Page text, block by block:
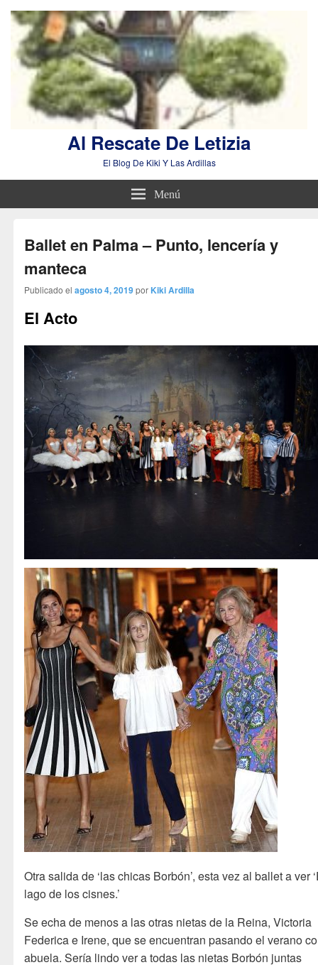
Al Rescate De Letizia
El Blog De Kiki Y Las Ardillas
Menú
Ballet en Palma – Punto, lencería y
manteca
Publicado el agosto 4, 2019por Kiki Ardilla
El Acto
Otra salida de ‘las chicas Borbón’, esta vez al ballet a ver
lago de los cisnes.’
Se echa de menos a las otras nietas de la Reina, Victoria
Federica e Irene, que se encuentran pasando el verano
abuela. Sería lindo ver a todas las nietas Borbón juntas